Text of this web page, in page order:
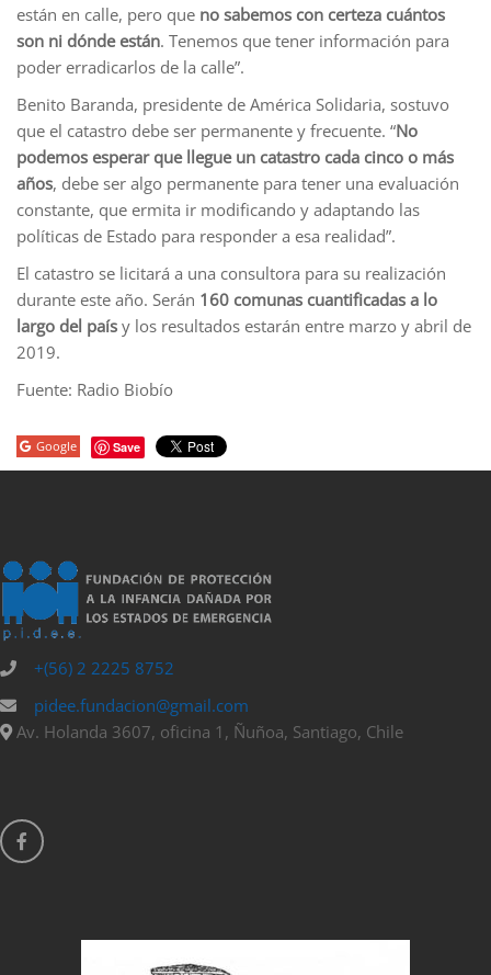
están en calle, pero que no sabemos con certeza cuántos
son ni dónde están. Tenemos que tener información para
poder erradicarlos de la calle”.
Benito Baranda, presidente de América Solidaria, sostuvo
que el catastro debe ser permanente y frecuente. “No
podemos esperar que llegue un catastro cada cinco o más
años, debe ser algo permanente para tener una evaluación
constante, que ermita ir modificando y adaptando las
políticas de Estado para responder a esa realidad”.
El catastro se licitará a una consultora para su realización
durante este año. Serán 160 comunas cuantificadas a lo
largo del país y los resultados estarán entre marzo y abril de
2019.
Fuente: Radio Biobío
Google Save
+(56) 2 2225 8752
pidee.fundacion@gmail.com
Av. Holanda 3607, oficina 1, Ñuñoa, Santiago, Chile